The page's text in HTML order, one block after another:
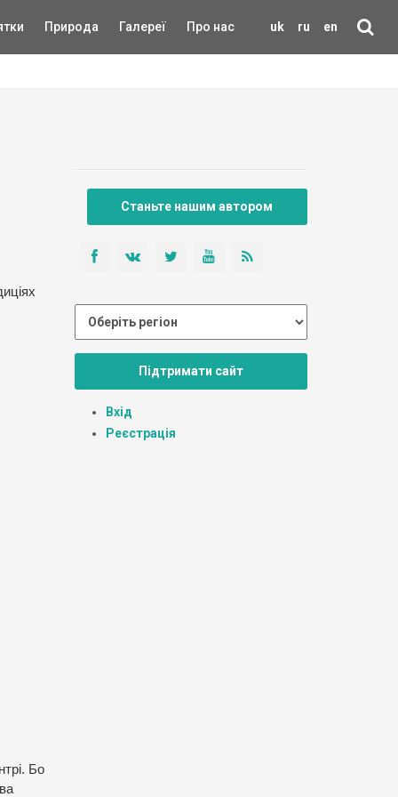
uk ru en
Природа Галереї Про нас
Бо
Станьте нашим автором
Підтримати сайт
Вхід
Реєстрація